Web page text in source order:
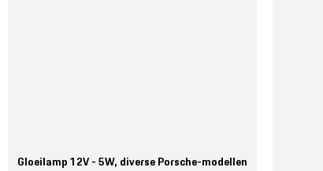
Gloeilamp 12V - 5W, diverse Porsche-modellen